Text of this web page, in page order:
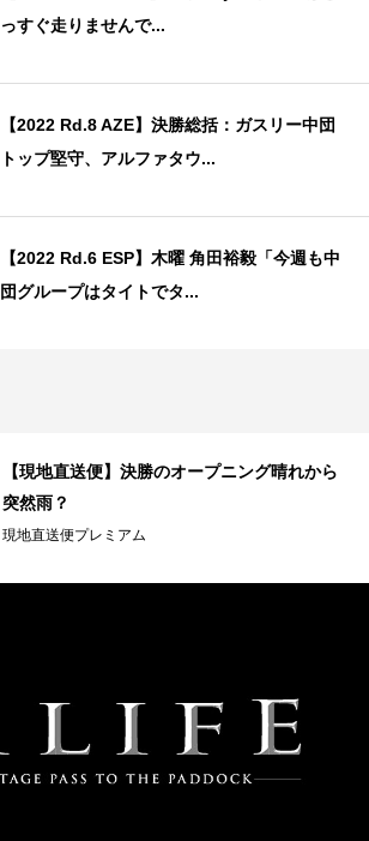
っすぐ走りませんで...
【2022 Rd.8 AZE】決勝総括：ガスリー中団
トップ堅守、アルファタウ...
【2022 Rd.6 ESP】木曜 角田裕毅「今週も中
団グループはタイトでタ...
【現地直送便】決勝のオープニング晴れから
突然雨？
現地直送便プレミアム